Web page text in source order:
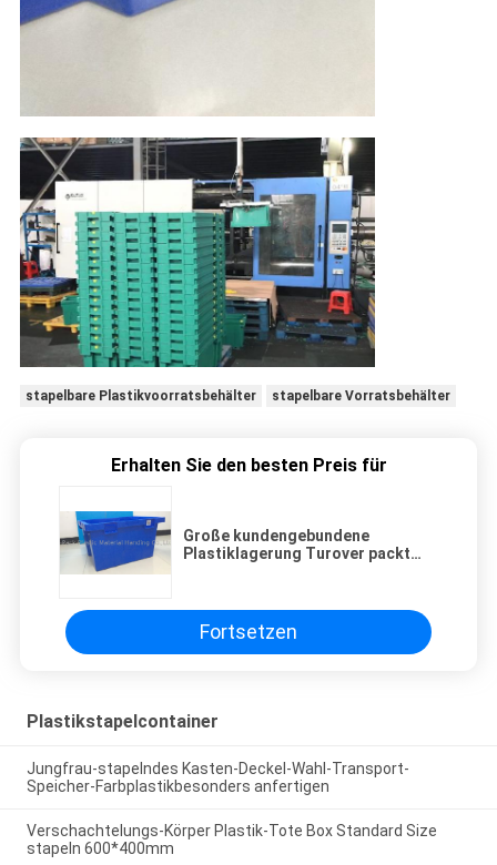
stapelbare Plastikvoorratsbehälter stapelbare Vorratsbehälter
Erhalten Sie den besten Preis für
Große kundengebundene
Plastiklagerung Turover packt
Fortsetzen
Plastikstapelcontainer
Jungfrau-stapelndes Kasten-Deckel-Wahl-Transport-
Speicher-Farbplastikbesonders anfertigen
Verschachtelungs-Körper Plastik-Tote Box Standard Size
stapeln 600*400mm